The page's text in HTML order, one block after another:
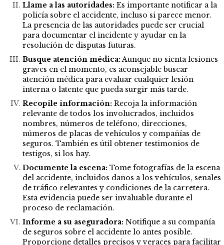
Llame a las autoridades: Es importante notificar a la
policía sobre el accidente, incluso si parece menor.
La presencia de las autoridades puede ser crucial
para documentar el incidente y ayudar en la
resolución de disputas futuras.
Busque atención médica:Aunque no sienta lesiones
graves en el momento, es aconsejable buscar
atención médica para evaluar cualquier lesión
interna o latente que pueda surgir más tarde.
Recopile información: Recoja la información
relevante de todos los involucrados, incluidos
nombres, números de teléfono, direcciones,
números de placas de vehículos y compañías de
seguros. También es útil obtener testimonios de
testigos, si los hay.
Documente la escena: Tome fotografías de la escena
del accidente, incluidos daños a los vehículos, señales
de tráfico relevantes y condiciones de la carretera.
Esta evidencia puede ser invaluable durante el
proceso de reclamación.
Informe a su aseguradora: Notifique a su compañía
de seguros sobre el accidente lo antes posible.
Proporcione detalles precisos y veraces para facilitar